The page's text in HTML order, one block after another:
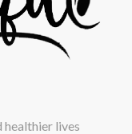
lives